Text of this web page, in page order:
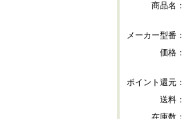
商品名
メーカー型番
価格
ポイント還元
送料
在庫数